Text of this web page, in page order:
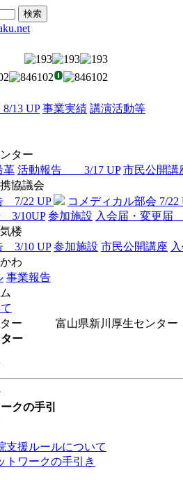
13 UP 事業実績 講演活動等
ター
革 活動報告 3/17 UP 市民公開
協議会
7/22 UP
コメディカル部会 7/22
3/10UP 参加施設 入会届・
楼
3/10 UP 参加施設 市民公開講座
わ
事業報告
ター 富山県新川厚生センター
ー
クの手引
援ルールについて
トワークの手引き